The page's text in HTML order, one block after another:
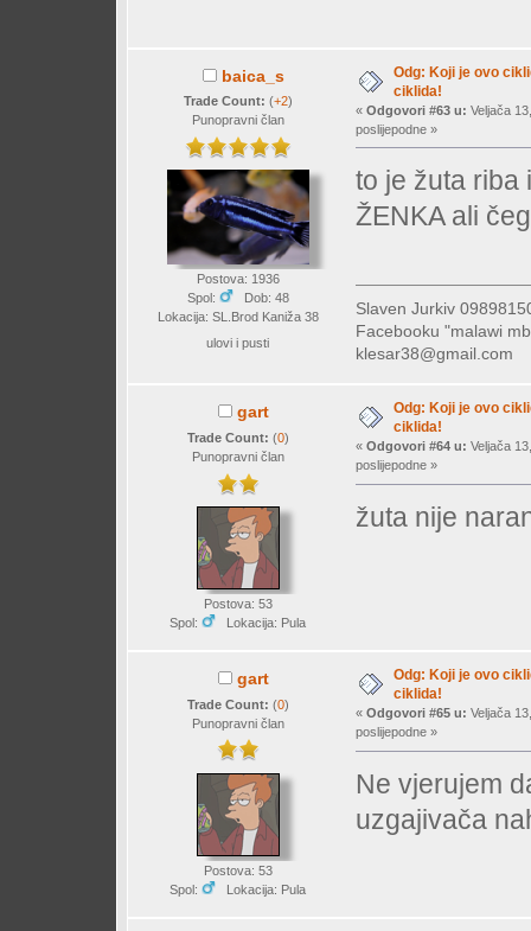
baica_s
Trade Count: (+2)
Punopravni član
Postova: 1936
Spol:
Dob: 48
Lokacija: SL.Brod Kaniža 38
ulovi i pusti
Odg: Koji je ovo
ciklida!
« Odgovori #63 u: Veljača
poslijepodne »
to je žuta riba
ŽENKA ali
Slaven Jurkiv
Facebooku "malawi
klesar38@gmail.com
gart
Trade Count: (0)
Punopravni član
Postova: 53
Spol:
Lokacija: Pula
Odg: Koji je ovo
ciklida!
« Odgovori #64 u: Veljača
poslijepodne »
žuta nije
gart
Trade Count: (0)
Punopravni član
Postova: 53
Spol:
Lokacija: Pula
Odg: Koji je ovo
ciklida!
« Odgovori #65 u: Veljača
poslijepodne »
Ne vjerujem
uzgajivača